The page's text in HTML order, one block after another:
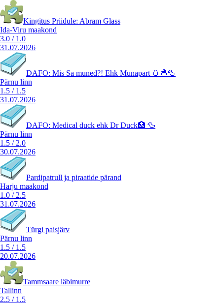
Kingitus Priidule: Abram Glass
Ida-Viru maakond
3.0 / 1.0
31.07.2026
DAFO: Mis Sa muned?! Ehk Munapart 🥚🐣🦆
Pärnu linn
1.5 / 1.5
31.07.2026
DAFO: Medical duck ehk Dr Duck🏥 🦆
Pärnu linn
1.5 / 2.0
30.07.2026
Pardipatrull ja piraatide pärand
Harju maakond
1.0 / 2.5
31.07.2026
Türgi paisjärv
Pärnu linn
1.5 / 1.5
20.07.2026
Tammsaare läbimurre
Tallinn
2.5 / 1.5